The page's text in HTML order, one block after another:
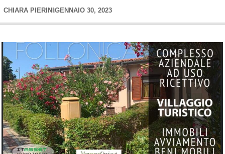
CHIARA PIERINI GENNAIO 30, 2023